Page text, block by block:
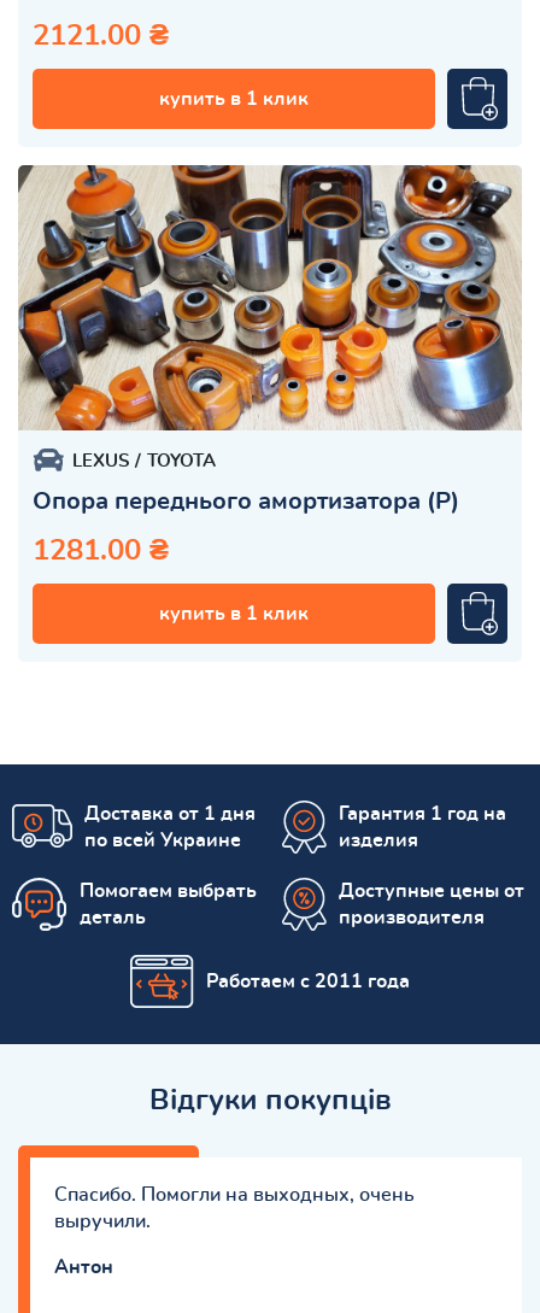
2121.00 ₴
купить в 1 клик
LEXUS TOYOTA
Опора переднього амортизатора (Р)
1281.00 ₴
купить в 1 клик
Доставка от 1 дня
по всей Украине
Гарантия 1 год на
изделия
Помогаем выбрать
деталь
Доступные цены от
производителя
Работаем с 2011 года
Відгуки покупців
Спасибо. Помогли на выходных, очень
выручили.
Антон